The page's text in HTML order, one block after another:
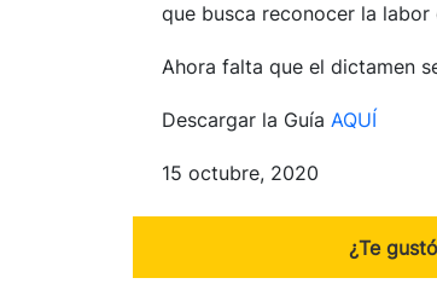
que busca reconocer la
Ahora falta que el dictamen
Descargar la Guía AQUÍ
15 octubre, 2020
¿Te